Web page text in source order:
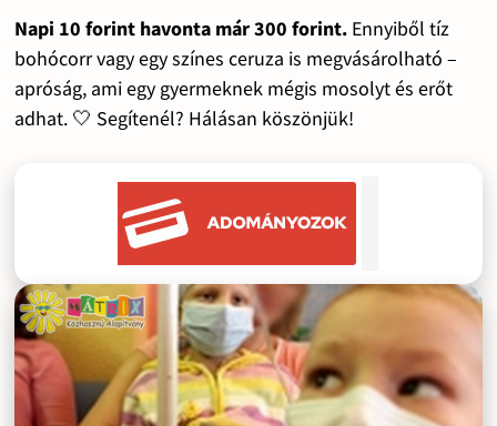
Napi 10 forint havonta már 300 forint.Ennyiből tíz
bohócorr vagy egy színes ceruza is megvásárolható –
apróság, ami egy gyermeknek mégis mosolyt és erőt
adhat. 🤍 Segítenél? Hálásan köszönjük!